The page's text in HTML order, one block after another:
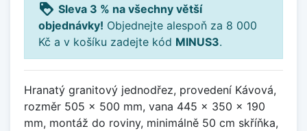
loyalty Sleva 3 % na všechny větší
objednávky! Objednejte alespoň za 8 000
Kč a v košíku zadejte kód MINUS3.
Hranatý granitový jednodřez, provedení Kávová,
rozměr 505 x 500 mm, vana 445 x 350 x 190
mm, montáž do roviny, minimálně 50 cm skříňka,